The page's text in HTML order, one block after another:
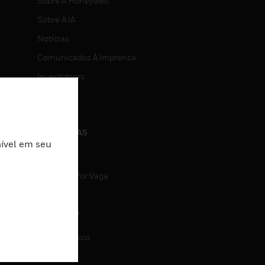
Sobre A IA
Notícias
Comunicados À Imprensa
Investidores
CARREIRAS
Pesquisa Por Vaga
CONTATO
Fale Conosco
em seu